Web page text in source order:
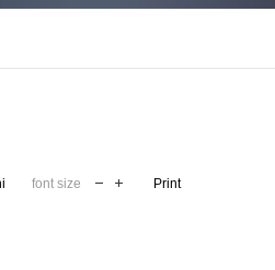
font size Print